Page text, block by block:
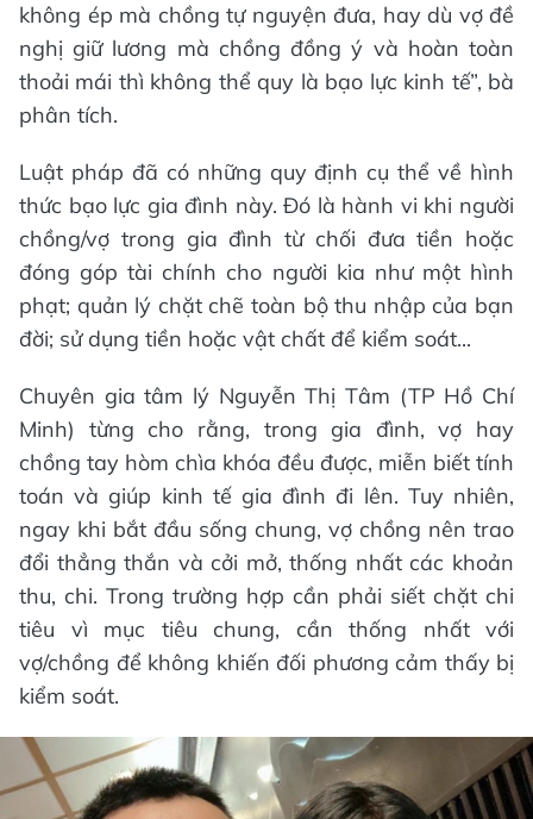
không ép mà chồng tự nguyện đưa, hay dù vợ đề
nghị giữ lương mà chồng đồng ý và hoàn toàn
thoải mái thì không thể quy là bạo lực kinh tế”, bà
phân tích.
Luật pháp đã có những quy định cụ thể về hình
thức bạo lực gia đình này. Đó là hành vi khi người
chồng/vợ trong gia đình từ chối đưa tiền hoặc
đóng góp tài chính cho người kia như một hình
phạt; quản lý chặt chẽ toàn bộ thu nhập của bạn
đời; sử dụng tiền hoặc vật chất để kiểm soát...
Chuyên gia tâm lý Nguyễn Thị Tâm (TP Hồ Chí
Minh) từng cho rằng, trong gia đình, vợ hay
chồng tay hòm chìa khóa đều được, miễn biết tính
toán và giúp kinh tế gia đình đi lên. Tuy nhiên,
ngay khi bắt đầu sống chung, vợ chồng nên trao
đổi thẳng thắn và cởi mở, thống nhất các khoản
thu, chi. Trong trường hợp cần phải siết chặt chi
tiêu vì mục tiêu chung, cần thống nhất với
vợ/chồng để không khiến đối phương cảm thấy bị
kiểm soát.